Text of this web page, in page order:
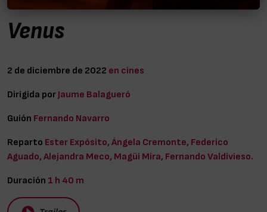
Venus
2 de diciembre de 2022 en cines
Dirigida por Jaume Balagueró
Guión Fernando Navarro
Reparto Ester Expósito, Ángela Cremonte, Federico
Aguado, Alejandra Meco, Magüi Mira, Fernando Valdivieso.
Duración 1 h 40 m